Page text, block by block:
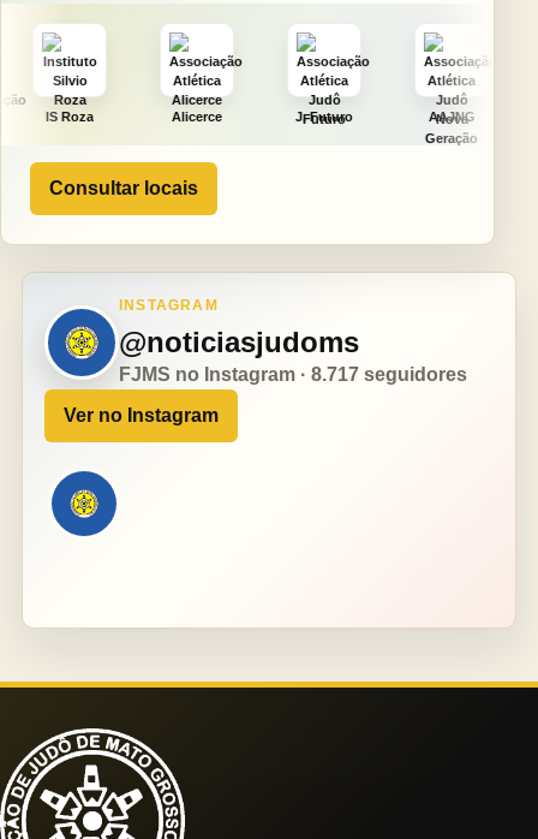
Alicerce J. Futuro AAJNG TSURU
Consultar locais
INSTAGRAM
@noticiasjudoms
FJMS no Instagram · 8.717 seguidores
Ver no Instagram